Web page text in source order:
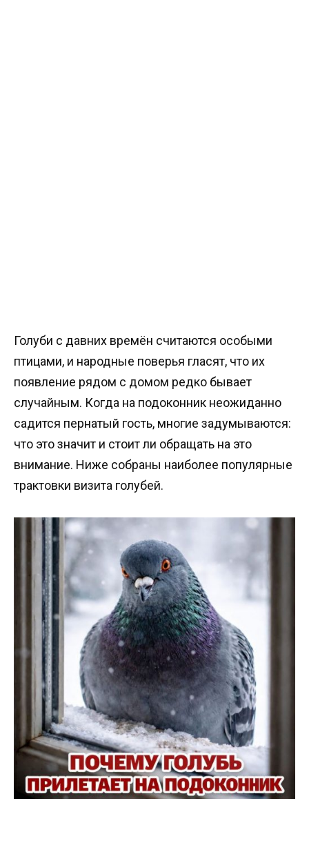
Голуби с давних времён считаются особыми
птицами, и народные поверья гласят, что их
появление рядом с домом редко бывает
случайным. Когда на подоконник неожиданно
садится пернатый гость, многие задумываются:
что это значит и стоит ли обращать на это
внимание. Ниже собраны наиболее популярные
трактовки визита голубей.